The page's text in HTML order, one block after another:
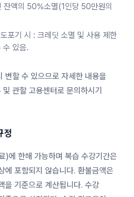
잔액의 50%소멸(1인당 50만원의
포기 시 : 크레딧 소멸 및 사용 제한
수 있음.
변할 수 있으므로 자세한 내용을
관할 고용센터로 문의하시기
정
)에 한해 가능하며 복습 수강기간은
에 포함되지 않습니다. 환불금액은
을 기준으로 계산됩니다. 수강